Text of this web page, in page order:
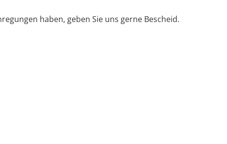
haben, geben Sie uns gerne Bescheid.